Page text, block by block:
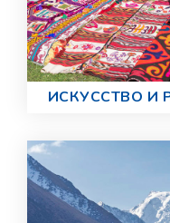
ИСКУССТВО И